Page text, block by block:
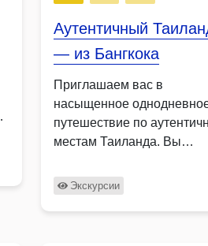
Аутентичный
— из Бангкока
Приглашаем вас в
насыщенное
путешествие по
местам Таиланда. Вы
пещерах …
Экскурсии